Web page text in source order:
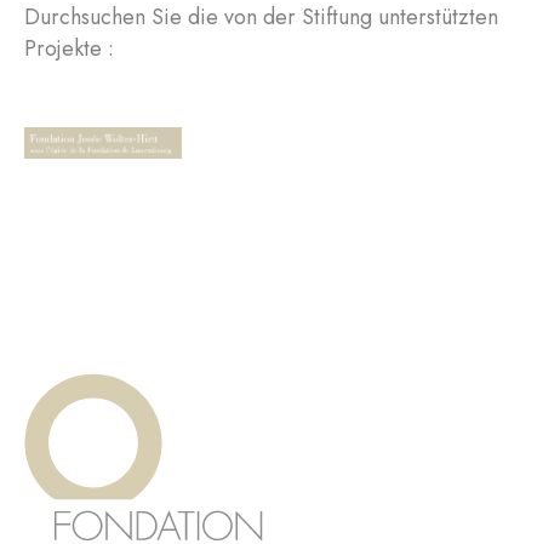
Durchsuchen Sie die von der Stiftung unterstützten
Projekte :